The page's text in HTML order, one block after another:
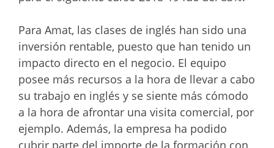
Para Amat, las clases de inglés han sido una
inversión rentable, puesto que han tenido un
impacto directo en el negocio. El equipo
posee más recursos a la hora de llevar a cabo
su trabajo en inglés y se siente más cómodo
a la hora de afrontar una visita comercial, por
ejemplo. Además, la empresa ha podido
cubrir parte del importe de la formación con